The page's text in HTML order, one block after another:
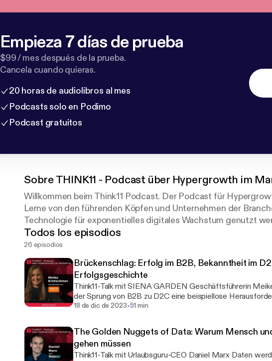
Empieza 7 días de prueba
$99 / mes después de la prueba.
Cancela cuando quieras.
20 horas de audiolibros al mes
Podcasts solo en Podimo
Podcast gratuitos
SobreTHINK11 - Podcast über Hypergrowth im
Willkommen beim Think11 Podcast. Der Podcast für
Lerne von den führenden Köpfen und Unternehmen der
Technologie für exponentielles digitales Wachstum genutzt
Don’t think between 1-10. Think11.
Todos los episodios
26 episodios
Brückenschlag: Erfolg im B2B, Bekanntheit im
Erfolgsgeschichte
Think11-Talk mit SIENA GARDEN Geschäftsführerin Meike Kretschmer
der Sprung von B2B zu D2C eine beispiellose
GARDEN, eine Marke der Gautzsch GmbH & Co. KG,
Kretschmer, die dynamische Geschäftsführerin von
ihrer Marke. Vom soliden Fundament im B2B-Bereich bis
das D2C-Geschäft teilt sie tiefe Einblicke in die Synergien
Geschäftsmodellen, diskutiert aktuelle Markttrends und
18 de dic de 2023-51 min
The Golden Nuggets of Data: Warum Mensch
gehen müssen
Think11-Talk mit Urlaubsguru-CEO Daniel Marx Daten werden seit Jahren in der Digitalisierung